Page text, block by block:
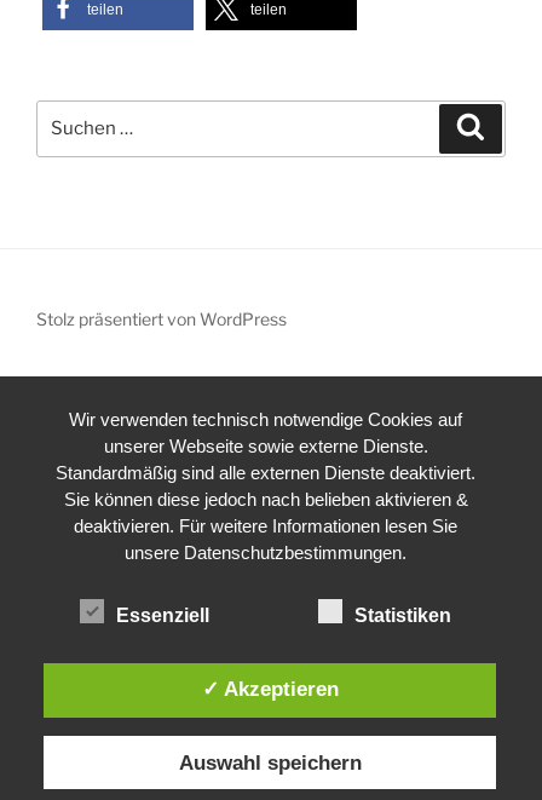
teilen teilen
nach:
Stolz präsentiert von WordPress
Wir verwenden technisch notwendige Cookies auf
unserer Webseite sowie externe Dienste.
Standardmäßig sind alle externen Dienste deaktiviert.
Sie können diese jedoch nach belieben aktivieren &
deaktivieren. Für weitere Informationen lesen Sie
unsere Datenschutzbestimmungen.
Essenziell Statistiken
✓ Akzeptieren
Auswahl speichern